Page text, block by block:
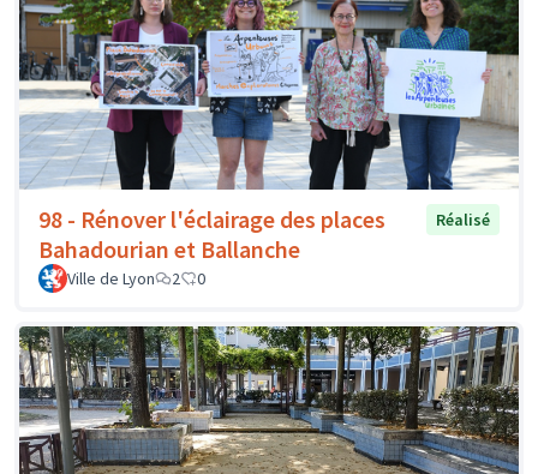
98 - Rénover l'éclairage des places
Bahadourian et Ballanche
Réalisé
Ville de Lyon 2 0